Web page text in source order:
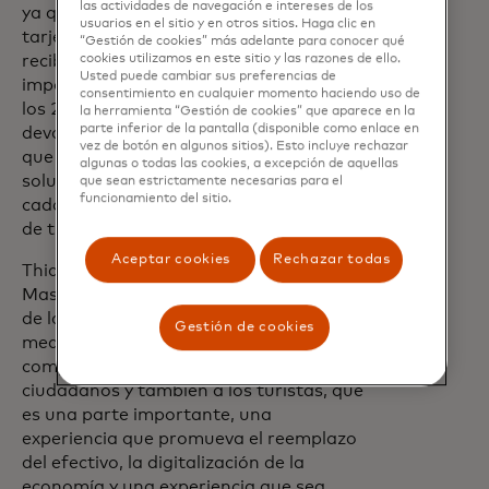
ya que, por cada viaje pagado con su
tarjeta de débito y prepago, estos
recibirán la devolución del 50% de la
importación, pudiendo alcanzar hasta
los 20 mil pesos mensuales en
devoluciones. Se trata de una iniciativa
que ofrece oportunidades de ahorro y
soluciones tecnológicas para simplificar
cada viaje, transformando la experiencia
de traslado en la vida diaria.
Thiago Días, Country Manager de
Mastercard en Chile, invitó a los usuarios
de los colectivos a ocupar estos nuevos
medios de pago. “Reforzando nuestro
compromiso de entregar a los
ciudadanos y también a los turistas, que
es una parte importante, una
experiencia que promueva el reemplazo
del efectivo, la digitalización de la
las actividades de navegación e intereses de los
usuarios en el sitio y en otros sitios. Haga clic en
“Gestión de cookies” más adelante para conocer qué
cookies utilizamos en este sitio y las razones de ello.
Usted puede cambiar sus preferencias de
consentimiento en cualquier momento haciendo uso de
la herramienta “Gestión de cookies” que aparece en la
parte inferior de la pantalla (disponible como enlace en
vez de botón en algunos sitios). Esto incluye rechazar
algunas o todas las cookies, a excepción de aquellas
que sean estrictamente necesarias para el
funcionamiento del sitio.
Aceptar cookies Rechazar todas
Gestión de cookies